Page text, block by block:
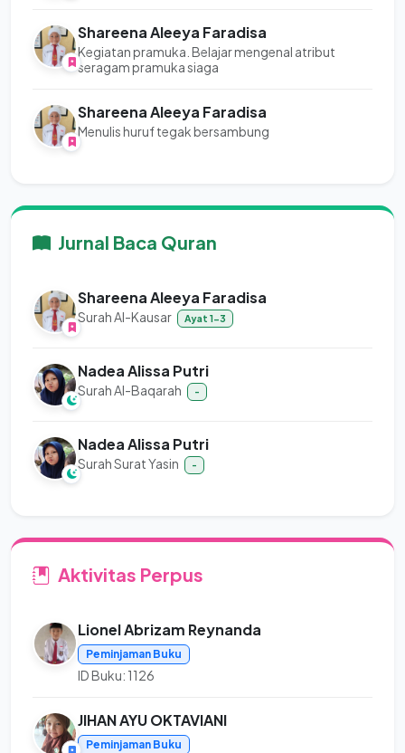
Shareena Aleeya Faradisa
Kegiatan pramuka. Belajar mengenal atribut
seragam pramuka siaga
Shareena Aleeya Faradisa
Menulis huruf tegak bersambung
Jurnal Baca Quran
Shareena Aleeya Faradisa
Surah Al-Kausar Ayat 1-3
Nadea Alissa Putri
Surah Al-Baqarah -
Nadea Alissa Putri
Surah Surat Yasin -
Aktivitas Perpus
Lionel Abrizam Reynanda
Peminjaman Buku
ID Buku: 1126
JIHAN AYU OKTAVIANI
Peminjaman Buku